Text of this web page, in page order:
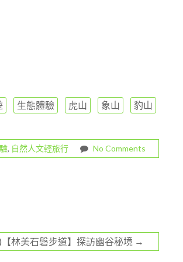
生態體驗 虎山 象山 豹山
, 自然人文輕旅行 No Comments
林美石磐步道】探訪幽谷秘境 →